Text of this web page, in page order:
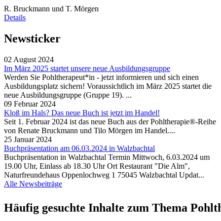
R. Bruckmann und T. Mörgen
Details
Newsticker
02 August 2024
Im März 2025 startet unsere neue Ausbildungsgruppe
Werden Sie Pohltherapeut*in - jetzt informieren und sich einen
Ausbildungsplatz sichern! Voraussichtlich im März 2025 startet die
neue Ausbildungsgruppe (Gruppe 19). ...
09 Februar 2024
Kloß im Hals? Das neue Buch ist jetzt im Handel!
Seit 1. Februar 2024 ist das neue Buch aus der Pohltherapie®-Reihe
von Renate Bruckmann und Tilo Mörgen im Handel....
25 Januar 2024
Buchpräsentation am 06.03.2024 in Walzbachtal
Buchpräsentation in Walzbachtal Termin Mittwoch, 6.03.2024 um
19.00 Uhr, Einlass ab 18.30 Uhr Ort Restaurant "Die Alm",
Naturfreundehaus Oppenlochweg 1 75045 Walzbachtal Updat...
Alle Newsbeiträge
Häufig gesuchte Inhalte zum Thema